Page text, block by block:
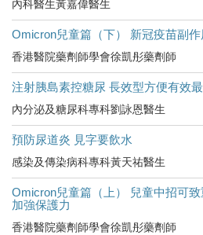
內科醫生黃嘉偉醫生
Omicron兒童篇（下） 新冠疫苗副
香港醫院藥劑師學會徐凱彤藥劑師
注射胰島素控糖尿 長效型方便有效
內分泌及糖尿科專科劉詠恩醫生
預防尿道炎 見字要飲水
感染及傳染病科專科黃天祐醫生
Omicron兒童篇（上） 兒童中招可
加強保護力
香港醫院藥劑師學會徐凱彤藥劑師